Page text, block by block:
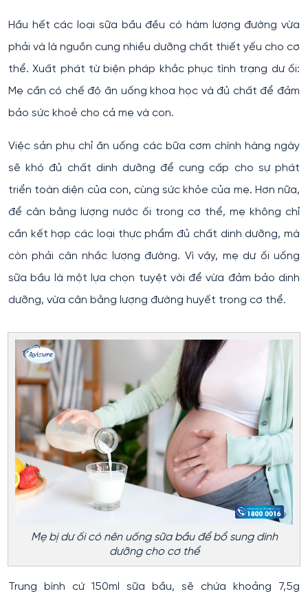
Hầu hết các loại sữa bầu đều có hàm lượng đường vừa
phải và là nguồn cung nhiều dưỡng chất thiết yếu cho cơ
thể. Xuất phát từ biện pháp khắc phục tình trạng dư ối:
Mẹ cần có chế độ ăn uống khoa học và đủ chất để đảm
bảo sức khoẻ cho cả mẹ và con.
Việc sản phụ chỉ ăn uống các bữa cơm chính hàng ngày
sẽ khó đủ chất dinh dưỡng để cung cấp cho sự phát
triển toàn diện của con, cùng sức khỏe của mẹ. Hơn nữa,
để cân bằng lượng nước ối trong cơ thể, mẹ không chỉ
cần kết hợp các loại thực phẩm đủ chất dinh dưỡng, mà
còn phải cân nhắc lượng đường. Vì vậy, mẹ dư ối uống
sữa bầu là một lựa chọn tuyệt vời để vừa đảm bảo dinh
dưỡng, vừa cân bằng lượng đường huyết trong cơ thể.
Mẹ bị dư ối có nên uống sữa bầu để bổ sung dinh
dưỡng cho cơ thể
Trung bình cứ 150ml sữa bầu, sẽ chứa khoảng 7,5g